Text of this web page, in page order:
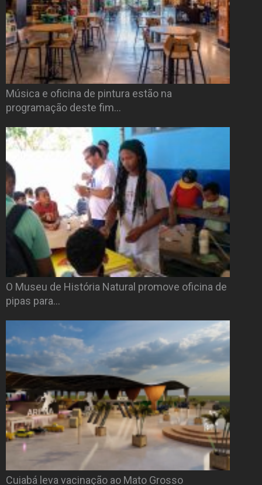
Música e oficina de pintura estão na
programação deste fim…
O Museu de História Natural promove oficina de
pipas para…
Cuiabá leva vacinação ao Mato Grosso